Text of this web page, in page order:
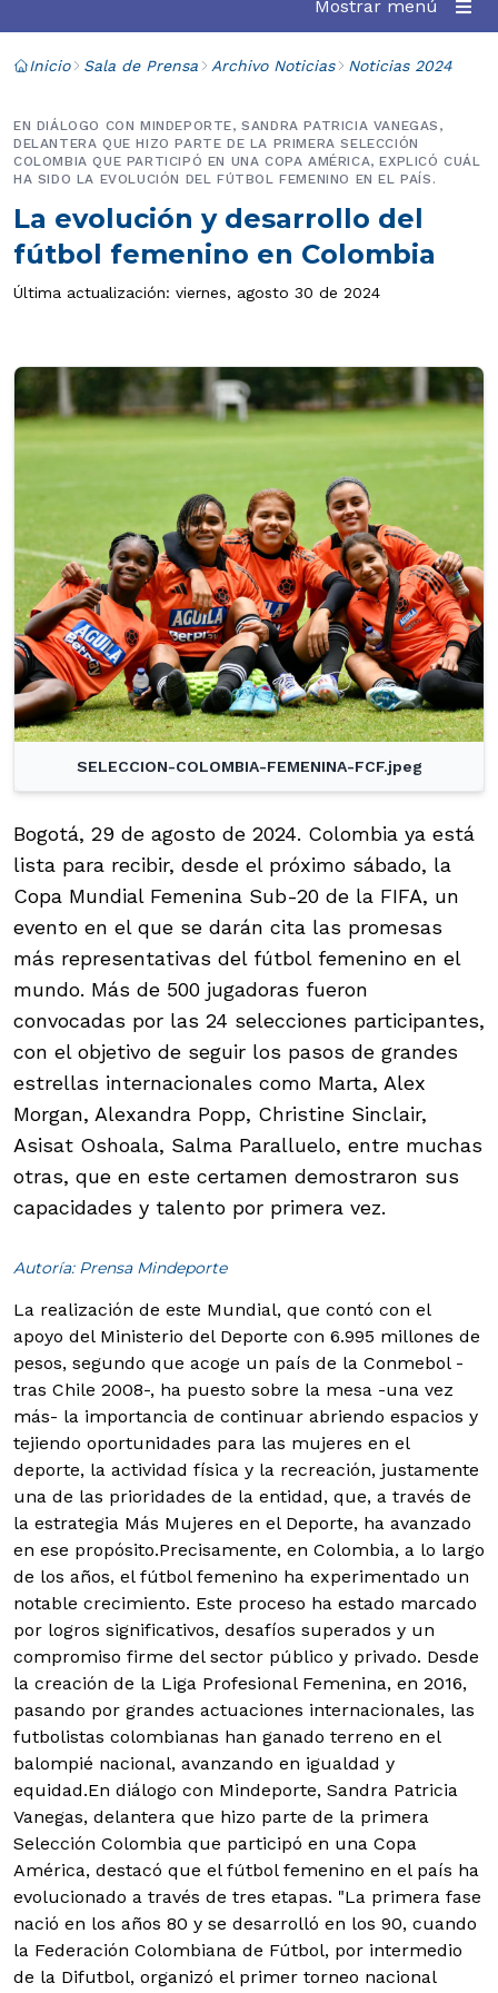
Mostrar menú
Inicio Sala de Prensa Archivo Noticias Noticias 2024
La evolución y desarrollo del
fútbol femenino en Colombia
EN DIÁLOGO CON MINDEPORTE, SANDRA PATRICIA VANEGAS,
DELANTERA QUE HIZO PARTE DE LA PRIMERA SELECCIÓN
COLOMBIA QUE PARTICIPÓ EN UNA COPA AMÉRICA, EXPLICÓ CUÁL
HA SIDO LA EVOLUCIÓN DEL FÚTBOL FEMENINO EN EL PAÍS.
Última actualización: viernes, agosto 30 de 2024
SELECCION-COLOMBIA-FEMENINA-FCF.jpeg
Bogotá, 29 de agosto de 2024. Colombia ya está
lista para recibir, desde el próximo sábado, la
Copa Mundial Femenina Sub-20 de la FIFA, un
evento en el que se darán cita las promesas
más representativas del fútbol femenino en el
mundo. Más de 500 jugadoras fueron
convocadas por las 24 selecciones participantes,
con el objetivo de seguir los pasos de grandes
estrellas internacionales como Marta, Alex
Morgan, Alexandra Popp, Christine Sinclair,
Asisat Oshoala, Salma Paralluelo, entre muchas
otras, que en este certamen demostraron sus
capacidades y talento por primera vez.
Autoría: Prensa Mindeporte
La realización de este Mundial, que contó con el
apoyo del Ministerio del Deporte con 6.995 millones de
pesos, segundo que acoge un país de la Conmebol -
tras Chile 2008-, ha puesto sobre la mesa -una vez
más- la importancia de continuar abriendo espacios y
tejiendo oportunidades para las mujeres en el
deporte, la actividad física y la recreación, justamente
una de las prioridades de la entidad, que, a través de
la estrategia Más Mujeres en el Deporte, ha avanzado
en ese propósito.Precisamente, en Colombia, a lo largo
de los años, el fútbol femenino ha experimentado un
notable crecimiento. Este proceso ha estado marcado
por logros significativos, desafíos superados y un
compromiso firme del sector público y privado. Desde
la creación de la Liga Profesional Femenina, en 2016,
pasando por grandes actuaciones internacionales, las
futbolistas colombianas han ganado terreno en el
balompié nacional, avanzando en igualdad y
equidad.En diálogo con Mindeporte, Sandra Patricia
Vanegas, delantera que hizo parte de la primera
Selección Colombia que participó en una Copa
América, destacó que el fútbol femenino en el país ha
evolucionado a través de tres etapas. "La primera fase
nació en los años 80 y se desarrolló en los 90, cuando
la Federación Colombiana de Fútbol, por intermedio
de la Difutbol, organizó el primer torneo nacional